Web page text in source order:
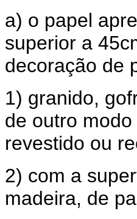
a) o papel
superior a
decoração de
1) granido,
de outro
revestido ou
2) com a
madeira, de